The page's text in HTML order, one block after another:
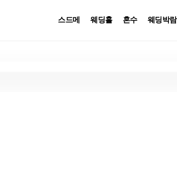
스드메 웨딩홀 혼수 웨딩박